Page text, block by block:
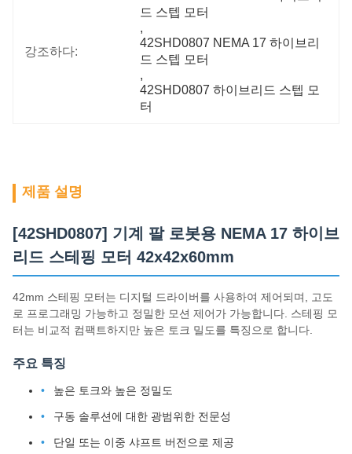
강조하다:
드 스텝 모터
,
42SHD0807 NEMA 17 하이브리
드 스텝 모터
,
42SHD0807 하이브리드 스텝 모
터
제품 설명
[42SHD0807] 기계 팔 로봇용 NEMA 17 하이브
리드 스테핑 모터 42x42x60mm
42mm 스테핑 모터는 디지털 드라이버를 사용하여 제어되며, 고도
로 프로그래밍 가능하고 정밀한 모션 제어가 가능합니다. 스테핑 모
터는 비교적 컴팩트하지만 높은 토크 밀도를 특징으로 합니다.
주요 특징
높은 토크와 높은 정밀도
구동 솔루션에 대한 광범위한 전문성
단일 또는 이중 샤프트 버전으로 제공